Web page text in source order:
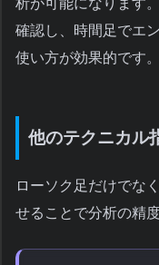
確認し、時間足でエ
使い方が効果的です。
他のテクニカル
ローソク足だけでな
せることで分析の精